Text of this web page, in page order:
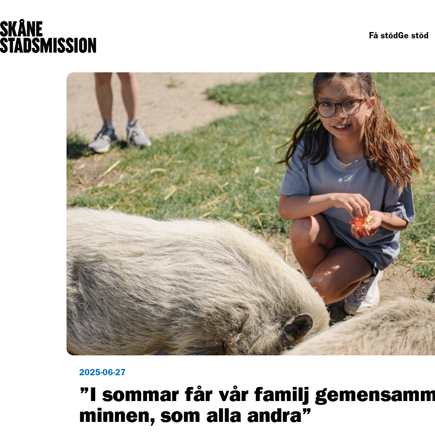
Få stödGe stöd
Hitta stöd för dig
Hitta mötesplats
Handla på
Matmissionen
Börja arbetsträna
Sjuk- och tandvård
Värmestugan
Malmö
Nattjouren
Kristianstad
Ge stöd
Olika sätt att
hjälpa
Ge en gåva
Bli månadsgivare
Bli volontär
Gåvoshop
Skänk kläder och
prylar
Skänk mat
Ge företagsstöd
Vad vi gör
Så arbetar vi
Fattigdom
Hemlöshet
Mat
Boende
Barnfamiljer
Äldre
Vägen till arbete
Integration
Second hand
Våra butiker
Gåvoinlämning
Remake
Om oss
Kontakta oss
Vanliga frågor
Nyheter
Pressrum
Organisation
Jobba hos oss
Rapporter och
Tryggt givande
Beställ oblat
2025-06-27
”I sommar får vår familj
minnen, som alla andra”